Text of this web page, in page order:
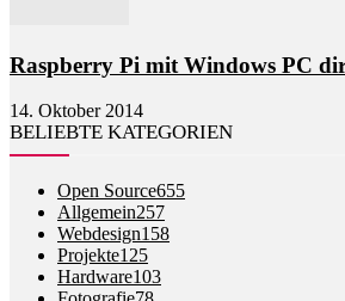
Raspberry Pi mit Windows PC
14. Oktober 2014
BELIEBTE KATEGORIEN
Open Source655
Allgemein257
Webdesign158
Projekte125
Hardware103